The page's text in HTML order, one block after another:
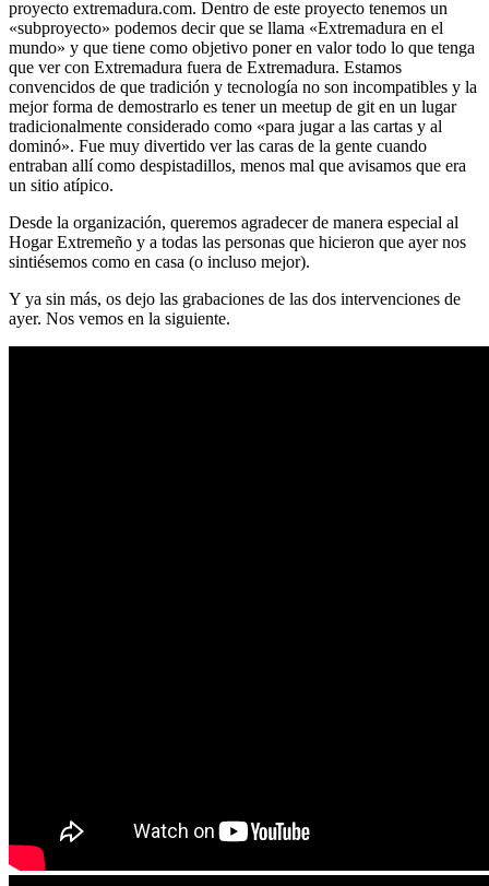
proyecto extremadura.com. Dentro de este proyecto tenemos un
«subproyecto» podemos decir que se llama «Extremadura en el
mundo» y que tiene como objetivo poner en valor todo lo que tenga
que ver con Extremadura fuera de Extremadura. Estamos
convencidos de que tradición y tecnología no son incompatibles y la
mejor forma de demostrarlo es tener un meetup de git en un lugar
tradicionalmente considerado como «para jugar a las cartas y al
dominó». Fue muy divertido ver las caras de la gente cuando
entraban allí como despistadillos, menos mal que avisamos que era
un sitio atípico.
Desde la organización, queremos agradecer de manera especial al
Hogar Extremeño y a todas las personas que hicieron que ayer nos
sintiésemos como en casa (o incluso mejor).
Y ya sin más, os dejo las grabaciones de las dos intervenciones de
ayer. Nos vemos en la siguiente.